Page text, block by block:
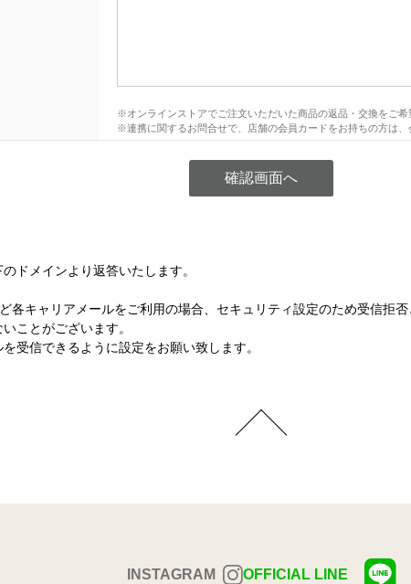
※オンラインストアでご注文いただいた商品の返品・交換をご
※連携に関するお問合せで、店舗の会員カードをお持ちの方は、
ドメインより返答いたします。
各キャリアメールをご利用の場合、セキュリティ設定のため受信拒
ことがございます。
受信できるように設定をお願い致します。
INSTAGRAM OFFICIAL LINE